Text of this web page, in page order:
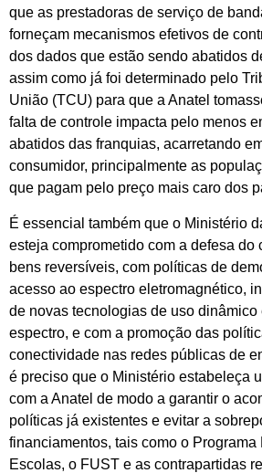
que as prestadoras de serviço de
forneçam mecanismos efetivos de
dos dados que estão sendo abatidos
assim como já foi determinado pelo
União (TCU) para que a Anatel
falta de controle impacta pelo menos
abatidos das franquias, acarretando
consumidor, principalmente as
que pagam pelo preço mais caro dos
É essencial também que o Ministério
esteja comprometido com a defesa do
bens reversíveis, com políticas de
acesso ao espectro eletromagnético,
de novas tecnologias de uso dinâmico
espectro, e com a promoção das
conectividade nas redes públicas de
é preciso que o Ministério estabeleça
com a Anatel de modo a garantir o
políticas já existentes e evitar a
financiamentos, tais como o Programa
Escolas, o FUST e as contrapartidas